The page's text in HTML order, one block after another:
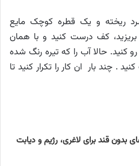
ریخته و یک قطره کوچک مایع
کف درست کنید و با همان
حالا آب را که تیره رنگ شده
. چند بار ان کار را تکرار کنید تا
بدون قند برای لاغری، رژیم و دیابت